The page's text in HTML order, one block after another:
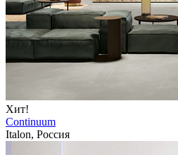
Хит!
Continuum
Italon, Россия